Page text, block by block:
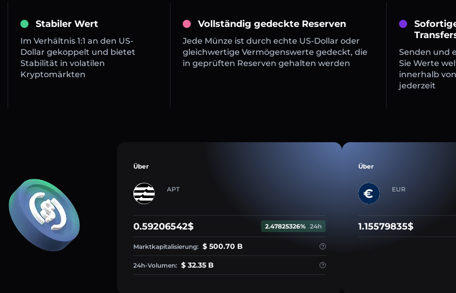
Stabiler Wert
Im Verhältnis 1:1 an den US-
Dollar gekoppelt und bietet
Stabilität in volatilen
Kryptomärkten
Vollständig gedeckte Reserven
Jede Münze ist durch echte US-Dollar oder
gleichwertige Vermögenswerte gedeckt, die
in geprüften Reserven gehalten werden
Senden und
Sie Werte
innerhalb
jederzeit
Über
APT
0.59206542$ 2.47825326% 24h
Marktkapitalisierung: $ 500.70 B
24h-Volumen: $ 32.35 B
Über
EUR
1.15579835$